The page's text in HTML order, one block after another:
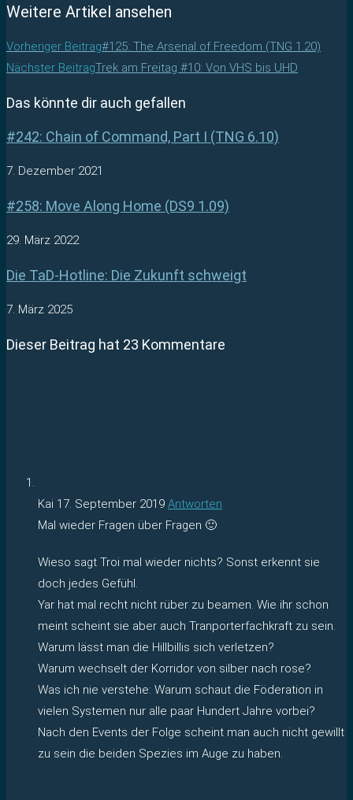
Weitere Artikel ansehen
Vorheriger Beitrag#125: The Arsenal of Freedom (TNG 1.20)
Nächster BeitragTrek am Freitag #10: Von VHS bis UHD
Das könnte dir auch gefallen
#242: Chain of Command, Part I (TNG 6.10)
7. Dezember 2021
#258: Move Along Home (DS9 1.09)
29. März 2022
Die TaD-Hotline: Die Zukunft schweigt
7. März 2025
Dieser Beitrag hat 23 Kommentare
Kai 17. September 2019 Antworten
Mal wieder Fragen über Fragen 🙂
Wieso sagt Troi mal wieder nichts? Sonst erkennt sie
doch jedes Gefühl.
Yar hat mal recht nicht rüber zu beamen. Wie ihr schon
meint scheint sie aber auch Tranporterfachkraft zu sein.
Warum lässt man die Hillbillis sich verletzen?
Warum wechselt der Korridor von silber nach rose?
Was ich nie verstehe: Warum schaut die Föderation in
vielen Systemen nur alle paar Hundert Jahre vorbei?
Nach den Events der Folge scheint man auch nicht gewillt
zu sein die beiden Spezies im Auge zu haben.